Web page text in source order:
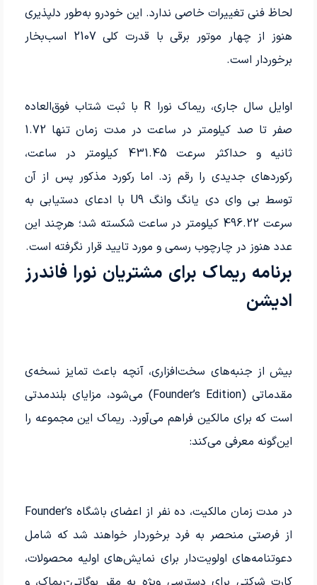
لحاظ فنی تغییرات خاصی ندارد. این خودرو به‌طور دلپذیری
هنوز از چهار موتور برقی با قدرت کلی 2107 اسب‌بخار
برخوردار است.
اوایل سال جاری، ریماک نورا R با ثبت شتاب فوق‌العاده
صفر تا صد کیلومتر در ساعت در مدت زمان تنها 1.72
ثانیه و حداکثر سرعت 431.45 کیلومتر در ساعت،
رکوردهای جدیدی را رقم زد. اما رکورد مذکور پس از آن
توسط بی وای دی یانگ وانگ U9 با ادعای دستیابی به
سرعت 496.22 کیلومتر در ساعت شکسته شد؛ هرچند این
عدد هنوز در چارچوب رسمی و مورد تایید قرار نگرفته است.
برنامه ریماک برای مشتریان نورا فاندرز
ادیشن
بیش از جنبه‌های سخت‌افزاری، آنچه باعث تمایز نسخه‌ی
مقدماتی (Founder’s Edition) می‌شود، مزایای بلندمدتی
است که برای مالکین فراهم می‌آورد. ریماک این مجموعه را
این‌گونه معرفی می‌کند:
در مدت زمان مالکیت، ده نفر از اعضای باشگاه Founder’s
از فرصتی منحصر به فرد برخوردار خواهند شد که شامل
دعوتنامه‌های اولویت‌دار برای نمایش‌های اولیه محصولات،